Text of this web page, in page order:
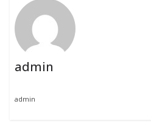
admin
admin